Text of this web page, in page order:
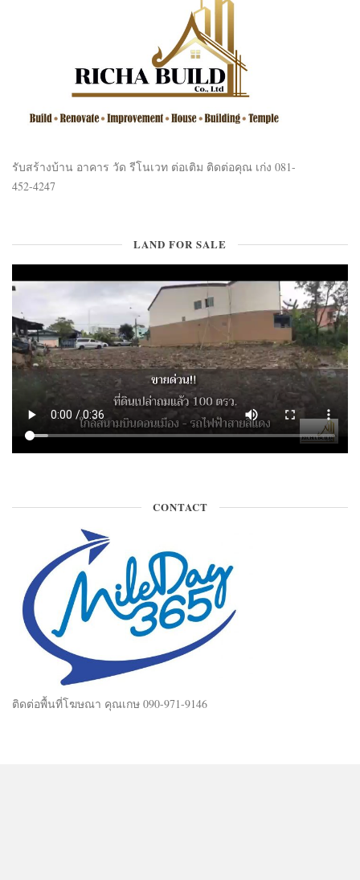
รับสร้างบ้าน อาคาร วัด รีโนเวท ต่อเติม ติดต่อคุณ เก่ง 081-
452-4247
LAND FOR SALE
CONTACT
ติดต่อพื้นที่โฆษณา คุณเกษ 090-971-9146